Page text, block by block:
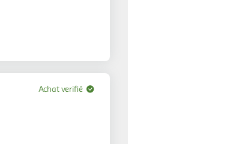
Achat verifié